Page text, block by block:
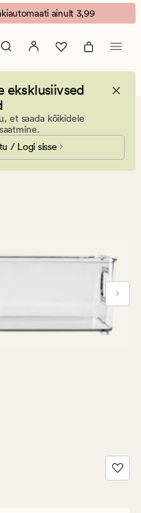
ainult 3,99
eksklusiivsed
et saada kõikidele
/ Logi sisse
Hoiukastid